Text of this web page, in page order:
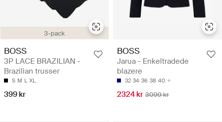
3-pack
BOSS
3P LACE BRAZILIAN -
Brazilian trusser
S M L XL
399 kr
BOSS
Jarua - Enkeltradede
blazere
32 34 36 38 40
2324 kr 3099 kr